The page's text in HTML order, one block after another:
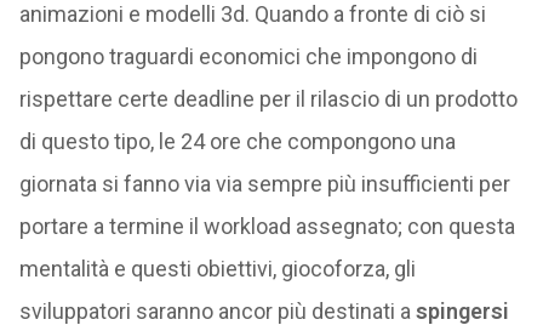
animazioni e modelli 3d. Quando a fronte di ciò si
pongono traguardi economici che impongono di
rispettare certe deadline per il rilascio di un prodotto
di questo tipo, le 24 ore che compongono una
giornata si fanno via via sempre più insufficienti per
portare a termine il workload assegnato; con questa
mentalità e questi obiettivi, giocoforza, gli
sviluppatori saranno ancor più destinati a spingersi